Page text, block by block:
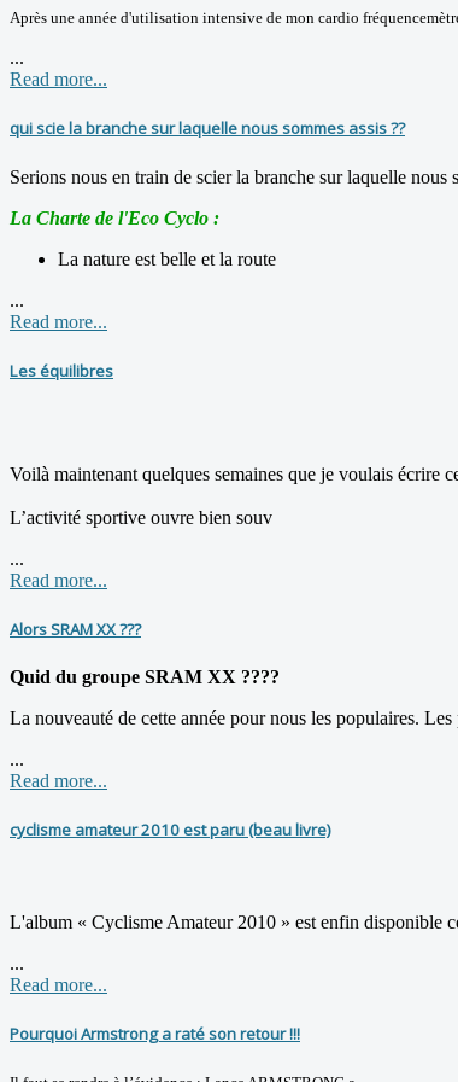
Après une année d'utilisation intensive de mon cardio
...
Read more...
qui scie la branche sur laquelle nous sommes assis ??
Serions nous en train de scier la branche sur laquelle nous
La Charte de l'Eco Cyclo :
La nature est belle et la route
...
Read more...
Les équilibres
Voilà maintenant quelques semaines que je voulais écrire
L’activité sportive ouvre bien souv
...
Read more...
Alors SRAM XX ???
Quid du groupe SRAM XX ????
La nouveauté de cette année pour nous les populaires.
...
Read more...
cyclisme amateur 2010 est paru (beau livre)
L'album « Cyclisme Amateur 2010 » est enfin disponible
...
Read more...
Pourquoi Armstrong a raté son retour !!!